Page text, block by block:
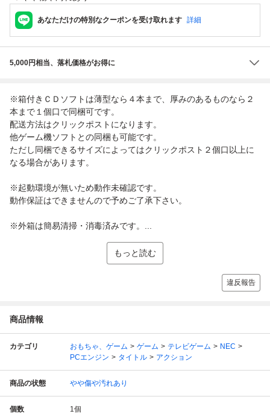
あなただけの特別なクーポンを受け取れます 詳細
5,000円相当、落札価格がお得に
※箱付きＣＤソフトは薄型なら４本まで、厚みのあるものなら２
本まで１個口で同梱可です。
配送方法はクリックポストになります。
他ゲーム機ソフトとの同梱も可能です。
ただし同梱できるサイズによってはクリックポスト２個口以上に
なる場合があります。
※起動環境が無いため動作未確認です。
動作保証はできませんので予めご了承下さい。
※外箱は簡易清掃・消毒済みです。...
もっと読む
違反報告
商品情報
カテゴリ おもちゃ、ゲーム ゲーム テレビゲーム
NEC
PCエンジン
タイトル アクション
商品の状態 やや傷や汚れあり
個数 1個